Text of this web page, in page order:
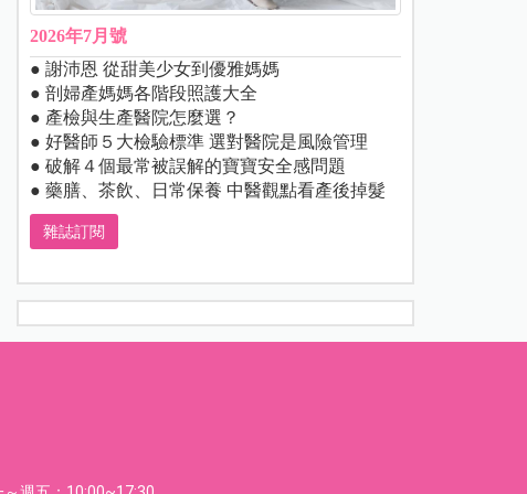
2026年7月號
● 謝沛恩 從甜美少女到優雅媽媽
● 剖婦產媽媽各階段照護大全
● 產檢與生產醫院怎麼選？
● 好醫師５大檢驗標準 選對醫院是風險管理
● 破解４個最常被誤解的寶寶安全感問題
● 藥膳、茶飲、日常保養 中醫觀點看產後掉髮
雜誌訂閱